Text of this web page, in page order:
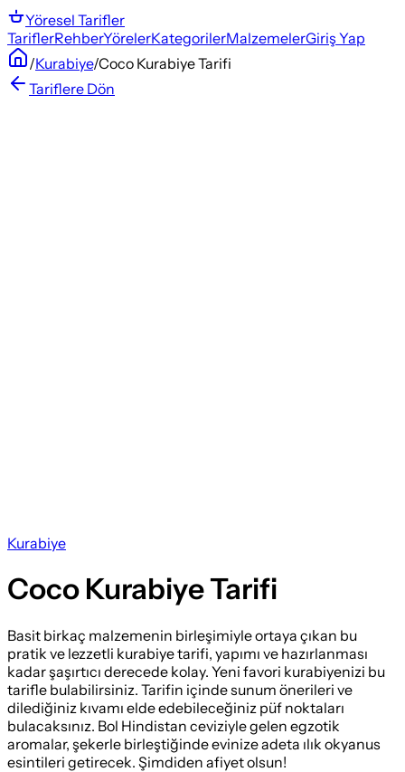
Yöresel Tarifler
TariflerRehberYörelerKategorilerMalzemelerGiriş Yap
/Kurabiye/Coco Kurabiye Tarifi
Tariflere Dön
Kurabiye
Coco Kurabiye Tarifi
Basit birkaç malzemenin birleşimiyle ortaya çıkan bu
pratik ve lezzetli kurabiye tarifi, yapımı ve hazırlanması
kadar şaşırtıcı derecede kolay. Yeni favori kurabiyenizi bu
tarifle bulabilirsiniz. Tarifin içinde sunum önerileri ve
dilediğiniz kıvamı elde edebileceğiniz püf noktaları
bulacaksınız. Bol Hindistan ceviziyle gelen egzotik
aromalar, şekerle birleştiğinde evinize adeta ılık okyanus
esintileri getirecek. Şimdiden afiyet olsun!